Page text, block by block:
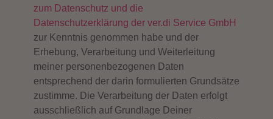
zum Datenschutz und die
Datenschutzerklärung der ver.di Service GmbH
zur Kenntnis genommen habe und der
Erhebung, Verarbeitung und Weiterleitung
meiner personenbezogenen Daten
entsprechend der darin formulierten Grundsätze
zustimme. Die Verarbeitung der Daten erfolgt
ausschließlich auf Grundlage Deiner